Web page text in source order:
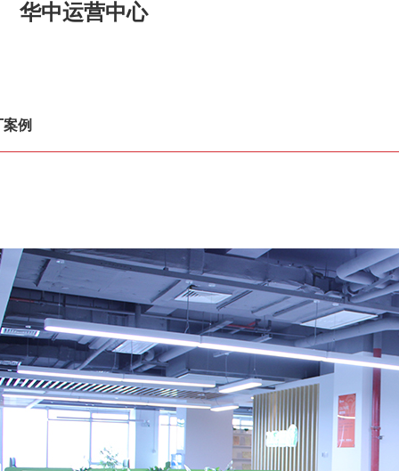
华中运营中心
例